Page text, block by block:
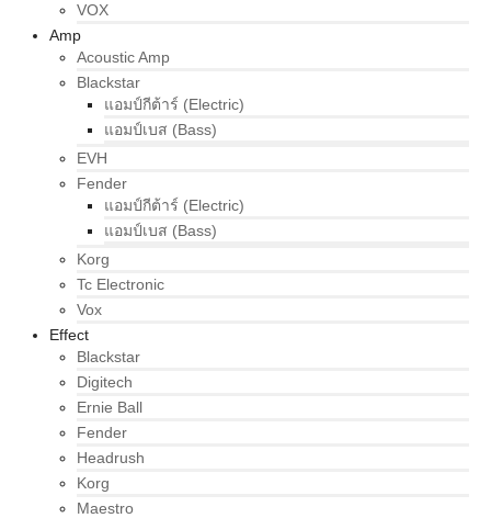
VOX
Amp
Acoustic Amp
Blackstar
แอมป์กีต้าร์ (Electric)
แอมป์เบส (Bass)
EVH
Fender
แอมป์กีต้าร์ (Electric)
แอมป์เบส (Bass)
Korg
Tc Electronic
Vox
Effect
Blackstar
Digitech
Ernie Ball
Fender
Headrush
Korg
Maestro